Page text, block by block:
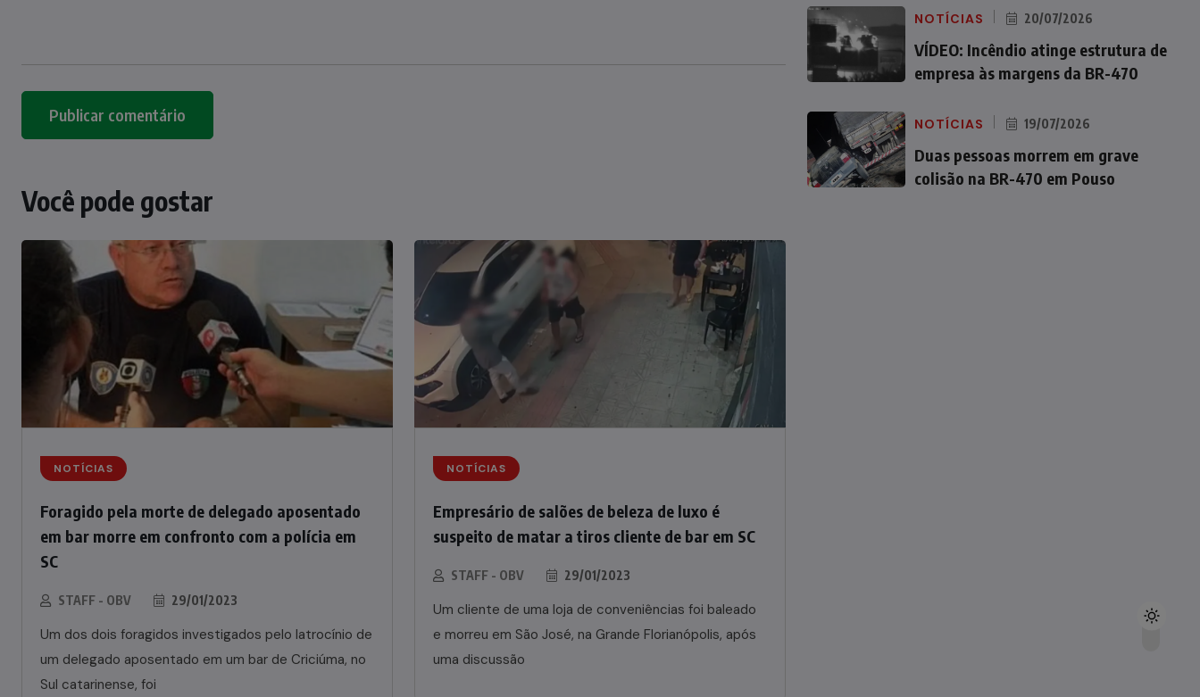
Você pode gostar
NOTÍCIAS
Foragido pela morte de delegado aposentado
em bar morre em confronto com a polícia em
SC
STAFF - OBV 29/01/2023
Um dos dois foragidos investigados pelo latrocínio de
um delegado aposentado em um bar de Criciúma, no
Sul catarinense, foi
NOTÍCIAS
Empresário de salões de beleza de luxo é
suspeito de matar a tiros cliente de bar em SC
STAFF - OBV 29/01/2023
Um cliente de uma loja de conveniências foi baleado
e morreu em São José, na Grande Florianópolis, após
uma discussão
NOTÍCIAS 20/07/2026
VÍDEO: Incêndio atinge estrutura de
empresa às margens da BR-470
NOTÍCIAS 19/07/2026
Duas pessoas morrem em grave
colisão na BR-470 em Pouso